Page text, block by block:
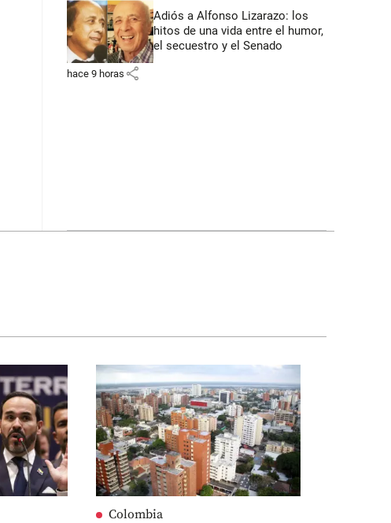
Adiós a Alfonso Lizarazo: los
hitos de una vida entre el humor,
el secuestro y el Senado
hace 9 horas share
Colombia